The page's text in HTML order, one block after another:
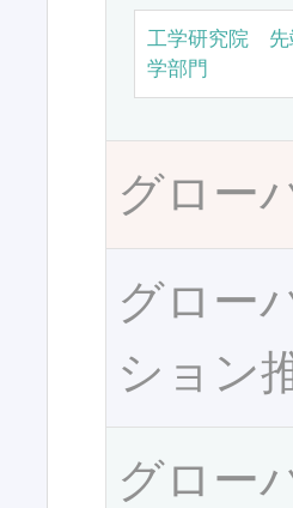
工学研究院 先
学部門
グロー
グロー
ション
グロー